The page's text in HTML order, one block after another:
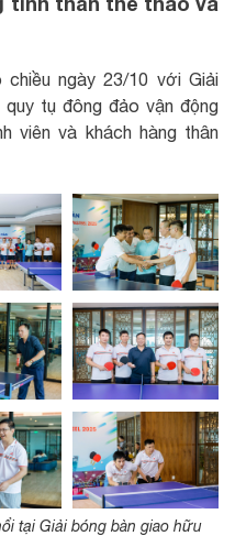
ngày 23/10 với Giải
tụ đông đảo vận động
viên và khách hàng thân
tại Giải bóng bàn giao hữu